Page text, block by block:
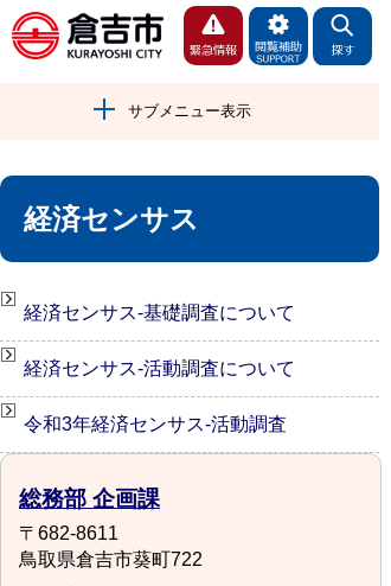
サブメニュー表示
経済センサス
経済センサス-基礎調査について
経済センサス-活動調査について
令和3年経済センサス-活動調査
総務部 企画課
〒682-8611
鳥取県倉吉市葵町722